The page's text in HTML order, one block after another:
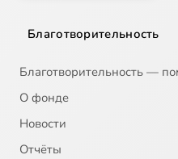
Благотворительность
Благотворительность —
О фонде
Новости
Отчёты